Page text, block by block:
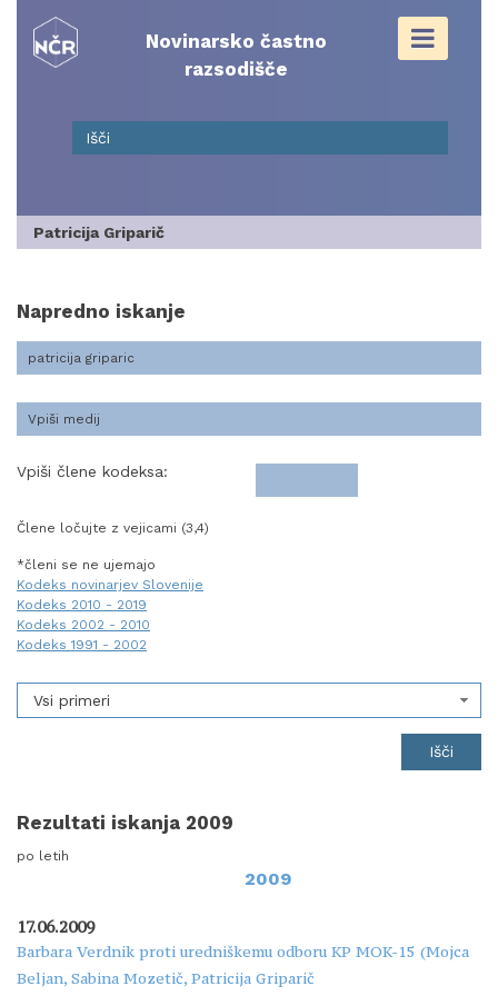
content
Novinarsko častno
razsodišče
Patricija Griparič
Napredno iskanje
Vpiši člene kodeksa:
Člene ločujte z vejicami (3,4)
*členi se ne ujemajo
Kodeks novinarjev Slovenije
Kodeks 2010 - 2019
Kodeks 2002 - 2010
Kodeks 1991 - 2002
Vsi primeri
Rezultati iskanja 2009
po letih
2009
17.06.2009
Barbara Verdnik proti uredniškemu odboru KP MOK-15 (Mojca
Beljan, Sabina Mozetič, Patricija Griparič